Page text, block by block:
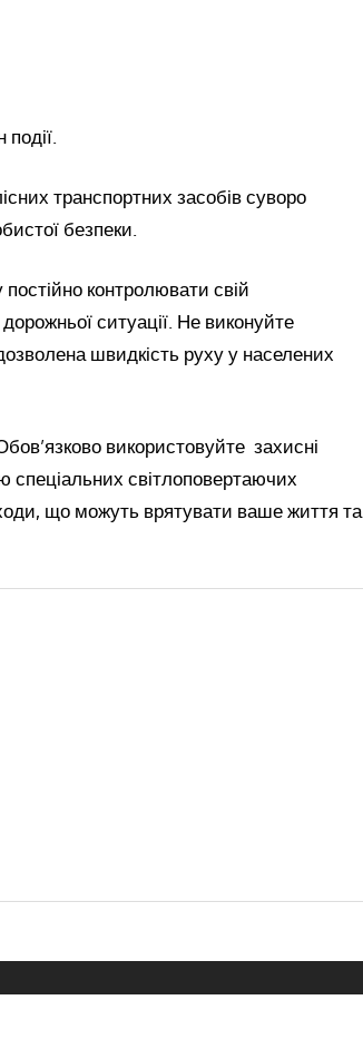
транспортних засобів суворо
безпеки.
контролювати свій
ситуації. Не виконуйте
швидкість руху у населених
використовуйте захисні
спеціальних світлоповертаючих
що можуть врятувати ваше життя та